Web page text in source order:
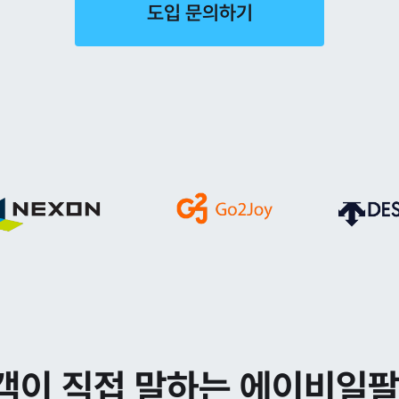
도입 문의하기
이 직접 말하는 에이비일